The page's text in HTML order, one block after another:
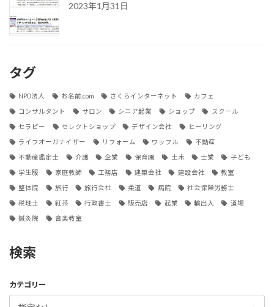
2023年1月31日
タグ
NPO法人 お名前.com さくらインターネット カフェ
コンサルタント サロン シニア起業 ショップ スクール
セラピー セレクトショップ デザイン会社 ヒーリング
ライフオーガナイザー リフォーム ワッフル 不動産
不動産鑑定士 介護 企業 保育園 土木 士業 子ども
学生服 家庭教師 工務店 建築会社 建設会社 教室
整体院 旅行 旅行会社 柔道 病院 社会保険労務士
税理士 紅茶 行政書士 販売店 起業 輸出入 道場
鍼灸院 音楽教室
検索
カテゴリー